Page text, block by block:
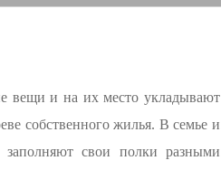
вещи и на их место укладывают
собственного жилья. В семье и
заполняют свои полки разными